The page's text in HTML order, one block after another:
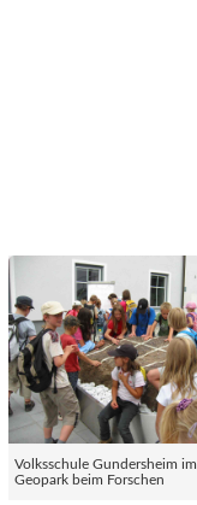
Volksschule Gundersheim im
Geopark beim Forschen